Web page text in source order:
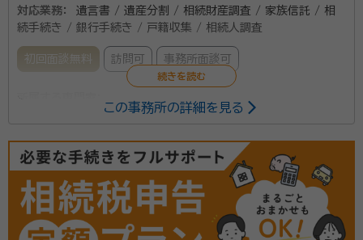
対応業務：
遺言書 / 遺産分割 / 相続財産調査 / 家族信託 / 相
続手続き / 銀行手続き / 戸籍収集 / 相続人調査
初回面談無料 訪問可 事務所面談可
黒川郡の出身で仙台二高を卒業後横浜市内の大学に進学し千代田
区の金融関係に就職し、管理部門そして営業部門を経験しながらいくつか
人のためになる仕事を目指し、資格を取得して行政書士事務所を平成16
年に開業しました。 仕事の経緯は事務所の紹介の通りです。 最近の趣味
は学生時代山登りをしていたこともあり自然散策です。それから身体のメ
ンテのため料理レシピを研究することです。
1、遺言・相続 揉めない相続のために遺言を残したい方
や遺産相続発生後の申請に必要な遺産分割協議書など
この事務所の詳細を見る